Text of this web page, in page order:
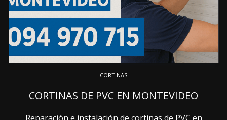
CORTINAS
CORTINAS DE PVC EN MONTEVIDEO